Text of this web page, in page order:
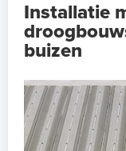
Installatie
buizen